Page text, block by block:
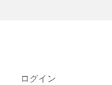
ログイン